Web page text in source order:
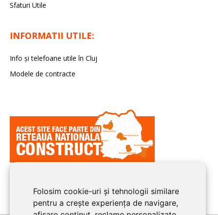
Folosim cookie-uri și tehnologii similare
pentru a crește experiența de navigare,
Sfaturi Utile
INFORMATII UTILE:
Info și telefoane utile în Cluj
Modele de contracte